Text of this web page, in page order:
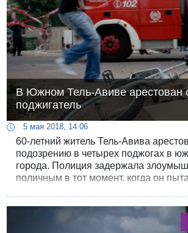
В Южном Тель-Авиве арестован
поджигатель
5 мая 2018, 14:06
60-летний житель Тель-Авива
подозрению в четырех поджогах в
города. Полиция задержала
поличным в тот момент, когда он